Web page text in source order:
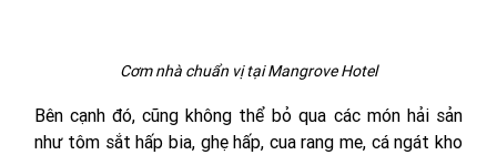
Cơm nhà chuẩn vị tại Mangrove Hotel
Bên cạnh đó, cũng không thể bỏ qua các món hải sản
như tôm sắt hấp bia, ghẹ hấp, cua rang me, cá ngát kho